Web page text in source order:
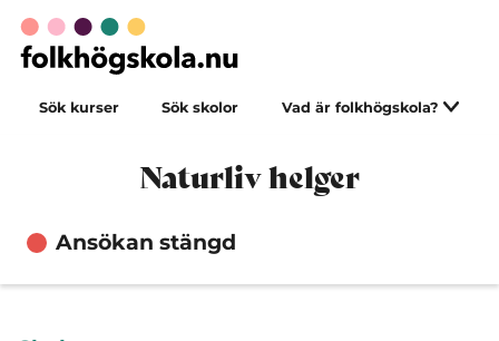
Sök kurser Sök skolor Vad är folkhögskola?
Naturliv helger
Ansökan stängd